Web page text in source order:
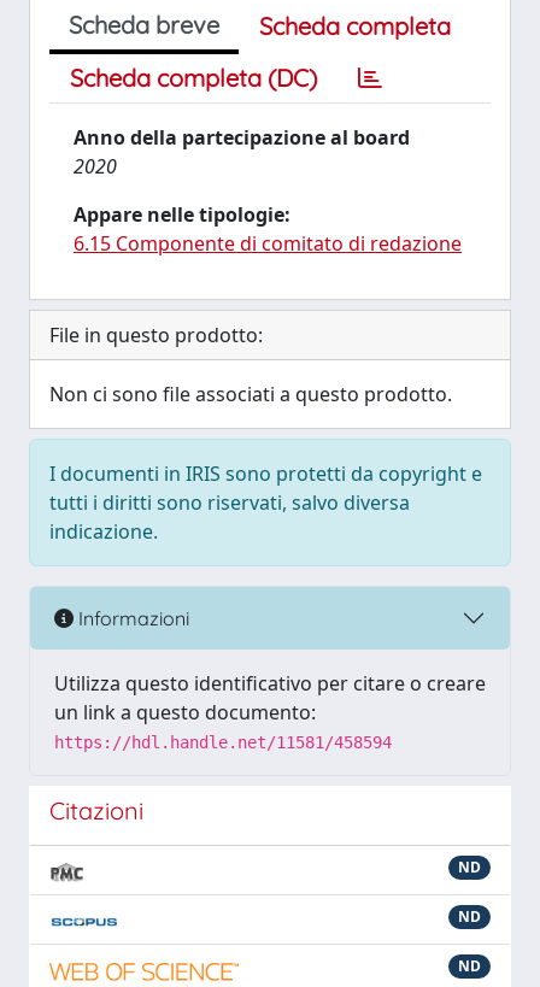
Scheda breve
Scheda completa
Scheda completa (DC)
Anno della partecipazione al board
2020
Appare nelle tipologie:
6.15 Componente di comitato di redazione
File in questo prodotto:
Non ci sono file associati a questo prodotto.
I documenti in IRIS sono protetti da copyright e
tutti i diritti sono riservati, salvo diversa
indicazione.
Informazioni
Utilizza questo identificativo per citare o creare
un link a questo documento:
https://hdl.handle.net/11581/458594
Citazioni
ND
ND
ND